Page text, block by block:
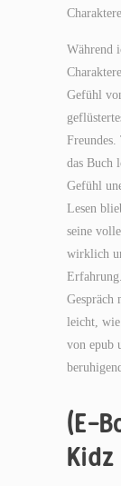
Während
Gefühl
das Buch
Gefühl
Lesen
seine
wirklich
Gespräch
leicht,
von epub
(E-
Kidz